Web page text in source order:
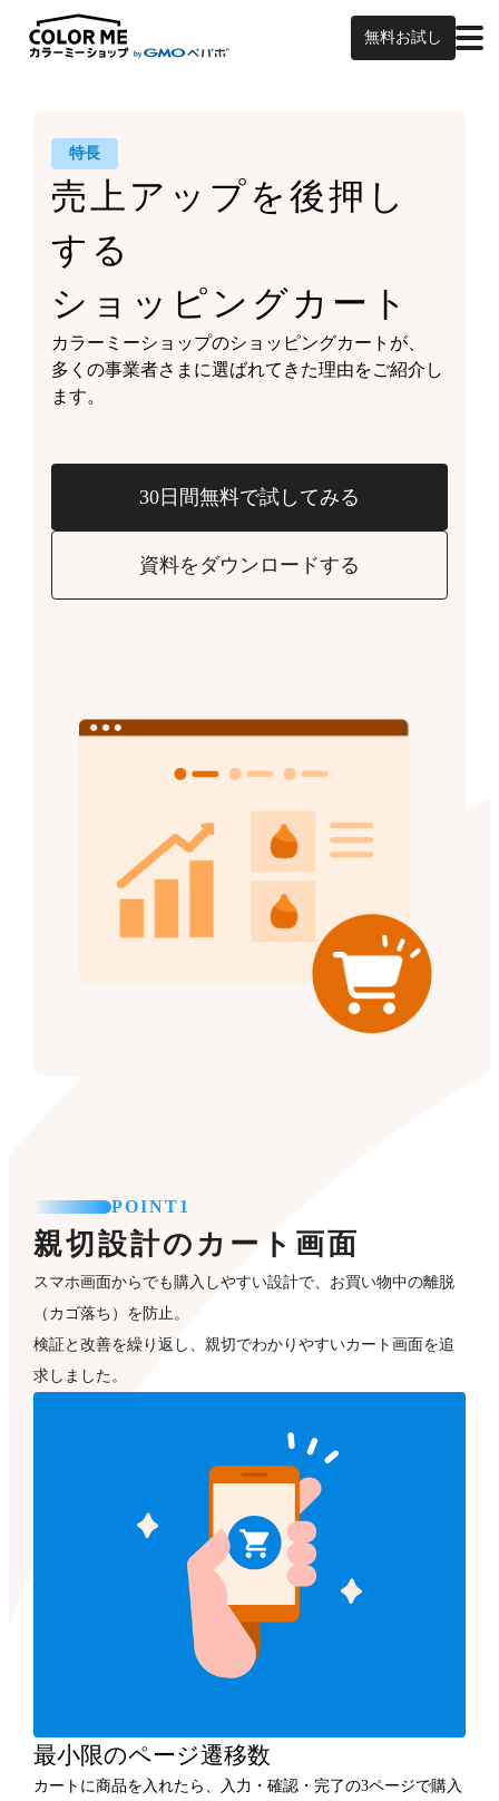
無料お試し
特長
売上アップを後押し
する
ショッピングカート
カラーミーショップのショッピングカートが、
多くの事業者さまに選ばれてきた理由をご紹介し
ます。
30日間無料で試してみる
資料をダウンロードする
POINT1
親切設計のカート画面
スマホ画面からでも購入しやすい設計で、お買い物中の離脱
（カゴ落ち）を防止。
検証と改善を繰り返し、親切でわかりやすいカート画面を追
求しました。
最小限のページ遷移数
カートに商品を入れたら、入力・確認・完了の3ページで購入